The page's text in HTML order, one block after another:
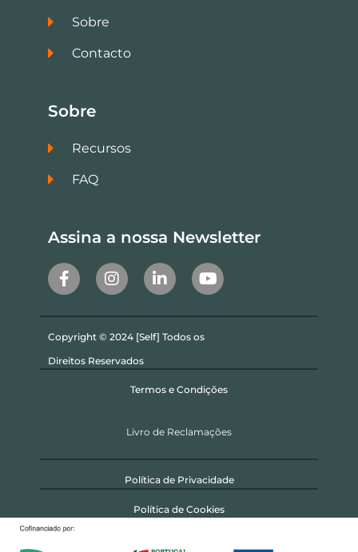
Sobre
Contacto
Sobre
Recursos
FAQ
Assina a nossa Newsletter
Copyright © 2024 [Self] Todos os
Direitos Reservados
Termos e Condições
Livro de Reclamações
Política de Privacidade
Política de Cookies